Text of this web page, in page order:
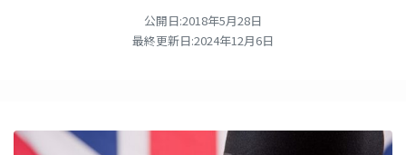
公開日:2018年5月28日
最終更新日:2024年12月6日